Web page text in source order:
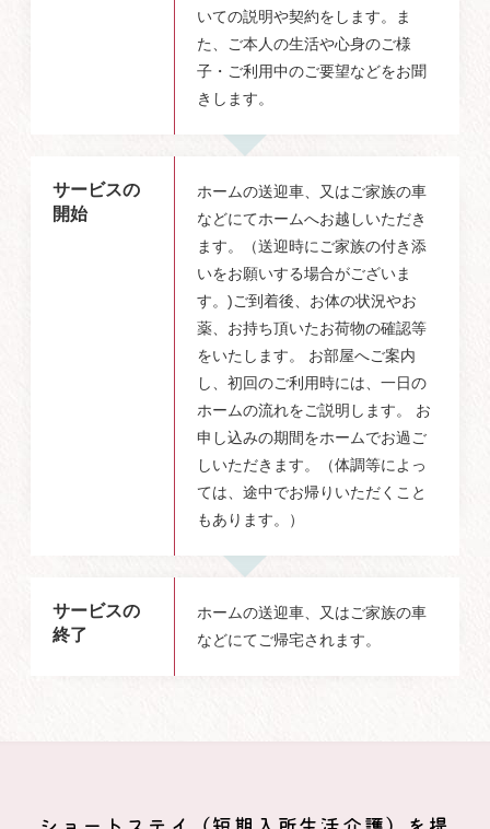
いての説明や契約をします。ま
た、ご本人の生活や心身のご様
子・ご利用中のご要望などをお聞
きします。
サービスの
開始
ホームの送迎車、又はご家族の車
などにてホームへお越しいただき
ます。（送迎時にご家族の付き添
いをお願いする場合がございま
す。)ご到着後、お体の状況やお
薬、お持ち頂いたお荷物の確認等
をいたします。 お部屋へご案内
し、初回のご利用時には、一日の
ホームの流れをご説明します。 お
申し込みの期間をホームでお過ご
しいただきます。（体調等によっ
ては、途中でお帰りいただくこと
もあります。）
サービスの
終了
ホームの送迎車、又はご家族の車
などにてご帰宅されます。